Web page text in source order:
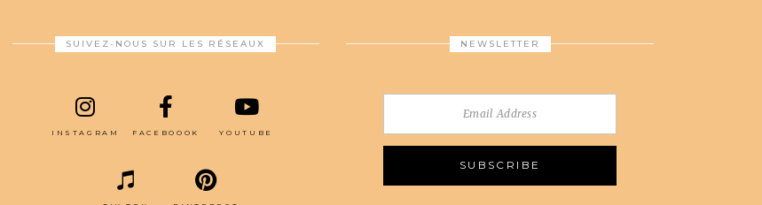
SUIVEZ-NOUS SUR LES RÉSEAUX
INSTAGRAM FACEBOOOK YOUTUBE
NEWSLETTER